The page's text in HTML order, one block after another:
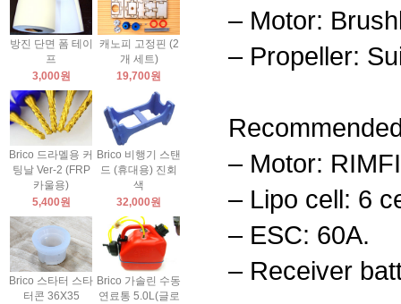
방진 단면 폼 테이
프
3,000원
캐노피 고정핀 (2
개 세트)
19,700원
Brico 드라멜용 커
팅날 Ver-2 (FRP
카울용)
5,400원
Brico 비행기 스탠
드 (휴대용) 진회
색
32,000원
Brico 스타터 스타
터콘 36X35
Brico 가솔린 수동
연료통 5.0L(글로
– Motor:
– Propeller:
– Motor:
– Lipo cell: 6
– ESC: 60A.
– Receiver